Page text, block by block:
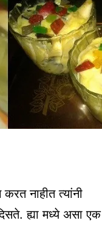
नाहीत त्यांनी
ह्या मध्ये असा एक